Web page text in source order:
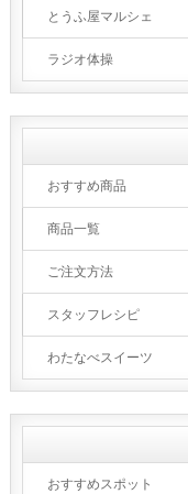
とうふ屋マルシェ
ラジオ体操
おすすめ商品
商品一覧
ご注文方法
スタッフレシピ
わたなべスイーツ
おすすめスポット